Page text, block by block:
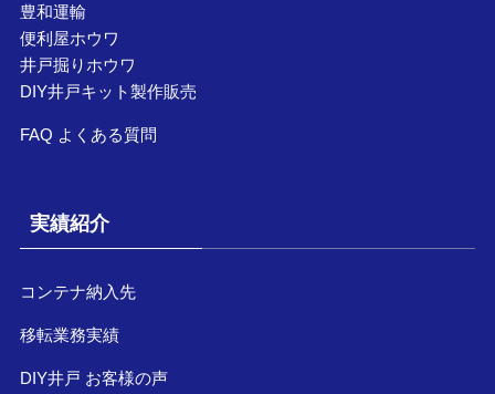
豊和運輸
便利屋ホウワ
井戸掘りホウワ
DIY井戸キット製作販売
FAQ よくある質問
実績紹介
コンテナ納入先
移転業務実績
DIY井戸 お客様の声